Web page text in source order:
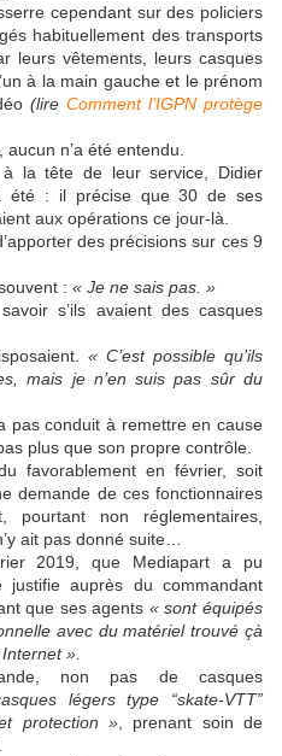
cependant sur des policiers
habituellement des transports
leurs vêtements, leurs casques
à la main gauche et le prénom
(lireComment l’IGPN protège
n’a été entendu.
à la tête de leur service, Didier
été : il précise que 30 de ses
aux opérations ce jour-là.
des précisions sur ces 9
: « Je ne sais pas. »
s’ils avaient des casques
« C’est possible qu’ils
mais je n’en suis pas sûr du
pas conduit à remettre en cause
plus que son propre contrôle.
favorablement en février, soit
demande de ces fonctionnaires
non réglementaires,
ait pas donné suite…
2019, que Mediapart a pu
justifie auprès du commandant
que ses agents «sont équipés
avec du matériel trouvé çà
».
non pas de casques
légers type “skate-VTT”
protection », prenant soin de